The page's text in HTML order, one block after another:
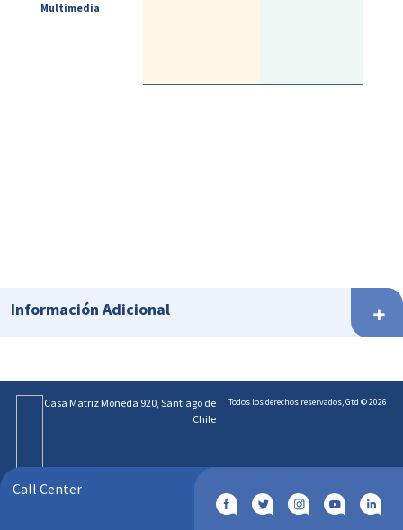
Multimedia
Información Adicional
Casa Matriz Moneda 920, Santiago de
Chile
Todos los derechos reservados, Gtd © 2026
Call Center